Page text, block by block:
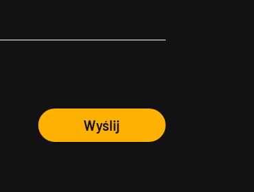
Wyślij